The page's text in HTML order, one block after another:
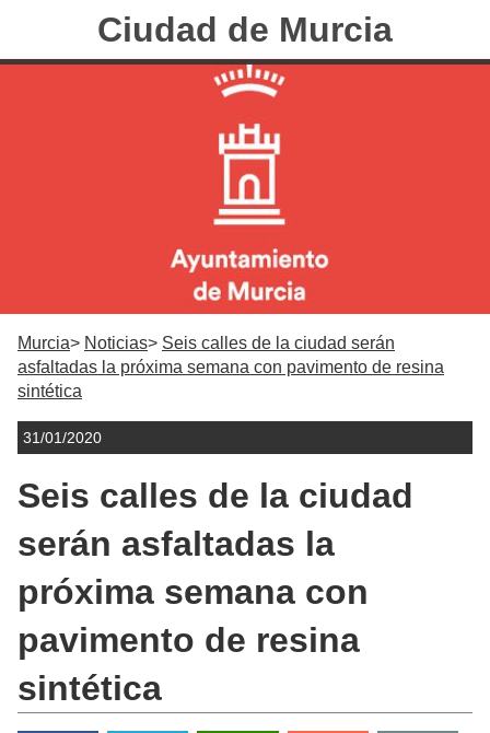
Ciudad de Murcia
Murcia Noticias
Seis calles de la ciudad serán
asfaltadas la próxima semana con pavimento de resina
sintética
31/01/2020
Seis calles de la ciudad
serán asfaltadas la
próxima semana con
pavimento de resina
sintética